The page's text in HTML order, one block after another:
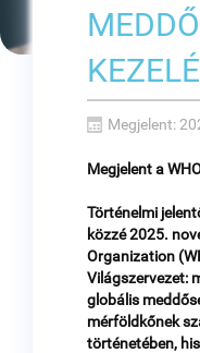
Megjelent:
Megjelent a
Történelmi
közzé 2025.
Organization
Világszervezet:
globális
mérföldkőnek
történetében,